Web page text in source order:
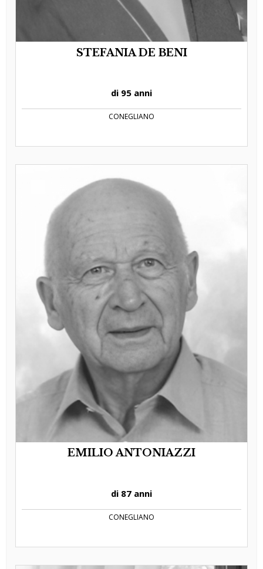
STEFANIA DE BENI
di 95 anni
CONEGLIANO
EMILIO ANTONIAZZI
di 87 anni
CONEGLIANO